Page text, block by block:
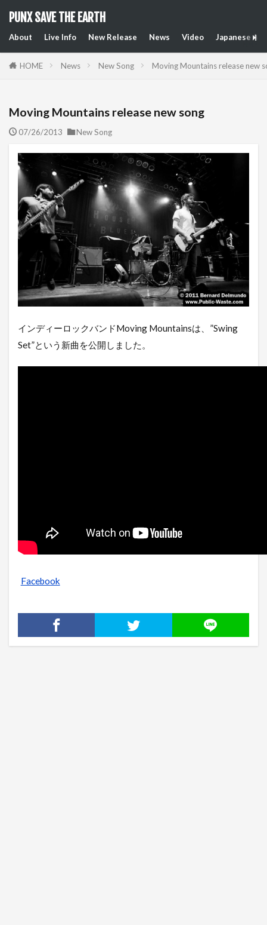
PUNX SAVE THE EARTH
About Live Info New Release News Video Japanese
HOME News New Song Moving Mountains release new
Moving Mountains release new song
07/26/2013 New Song
インディーロックバンドMoving Mountainsは、”Swing
Set”という新曲を公開しました。
Facebook